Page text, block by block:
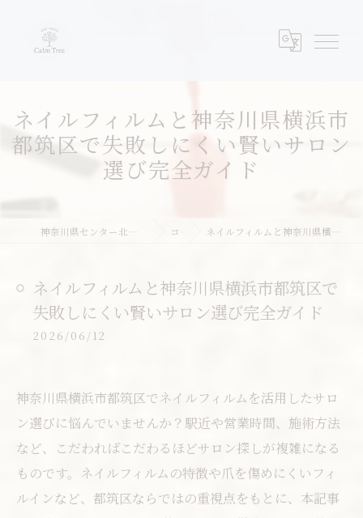
ネイルフィルムと神奈川県横浜市
都筑区で失敗しにくい賢いサロン
選び完全ガイド
神奈川県センター北周辺のネイルならネイルサロンcalm tree コラム ネイルフィルムと神奈川県横浜市都筑区で失敗しにくい賢いサロン選び完全ガイド
ネイルフィルムと神奈川県横浜市都筑区で
失敗しにくい賢いサロン選び完全ガイド
2026/06/12
神奈川県横浜市都筑区でネイルフィルムを活用したサロ
ン選びに悩んでいませんか？駅近や営業時間、施術方法
など、こだわればこだわるほどサロン探しが複雑になる
ものです。ネイルフィルムの特徴や爪を傷めにくいフィ
ルインなど、都筑区ならではの重視点をもとに、本記事